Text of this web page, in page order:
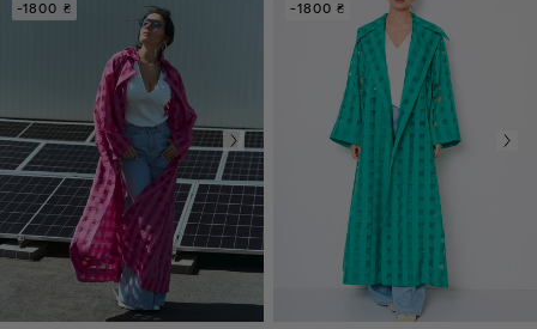
XL
-1800 ₴
-1800 ₴